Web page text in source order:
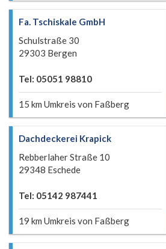
Fa. Tschiskale GmbH
Schulstraße 30
29303 Bergen
Tel: 05051 98810
15 km Umkreis von Faßberg
Dachdeckerei Krapick
Rebberlaher Straße 10
29348 Eschede
Tel: 05142 987441
19 km Umkreis von Faßberg